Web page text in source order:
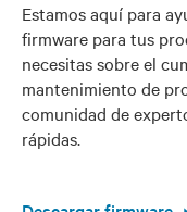
Estamos aquí para
firmware para tus
necesitas sobre el
mantenimiento de
comunidad de
rápidas.